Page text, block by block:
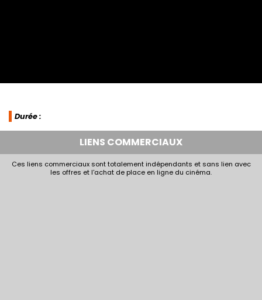
Durée :
LIENS COMMERCIAUX
Ces liens commerciaux sont totalement indépendants et sans lien avec
les offres et l'achat de place en ligne du cinéma.